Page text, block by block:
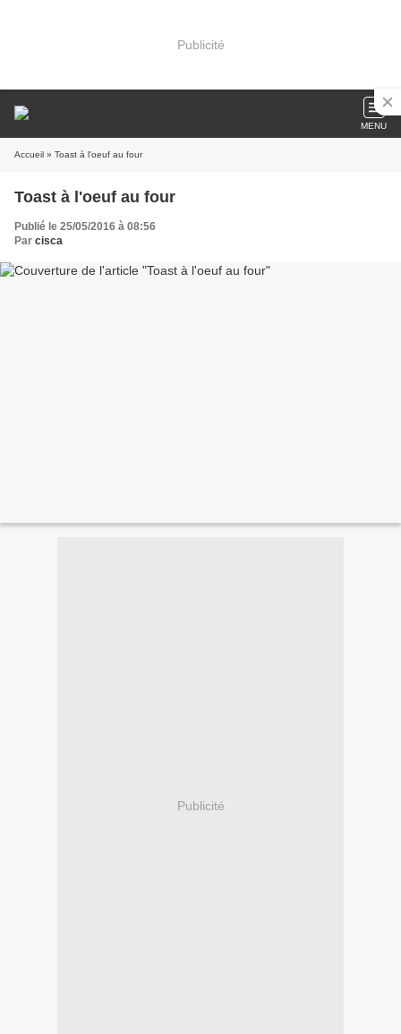
Publicité
MENU
Accueil » Toast à l'oeuf au four
Toast à l'oeuf au four
Publié le 25/05/2016 à 08:56
Par cisca
Publicité